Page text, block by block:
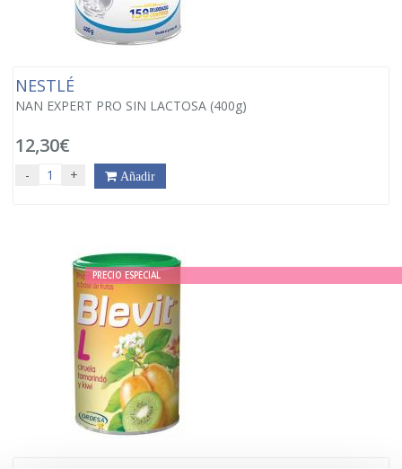
NESTLÉ
NAN EXPERT PRO SIN LACTOSA (400g)
12,30€
- + Añadir
PRECIO ESPECIAL